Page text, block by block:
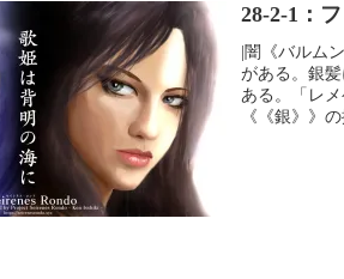
28-2-1：
|闇《バルム
がある。銀
ある。「レ
《《銀》》